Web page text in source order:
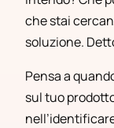
che stai
soluzione.
Pensa a
sul tuo